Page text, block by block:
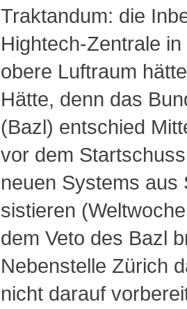
Traktandum: die
Hightech-Zentrale
obere Luftraum
Hätte, denn das
(Bazl) entschied
vor dem
neuen Systems aus
sistieren
dem Veto des Bazl
Nebenstelle Zürich
nicht darauf